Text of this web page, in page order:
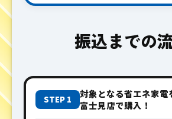
振込までの
STEP 1
対象となる省エネ家電
富士見店で購入！